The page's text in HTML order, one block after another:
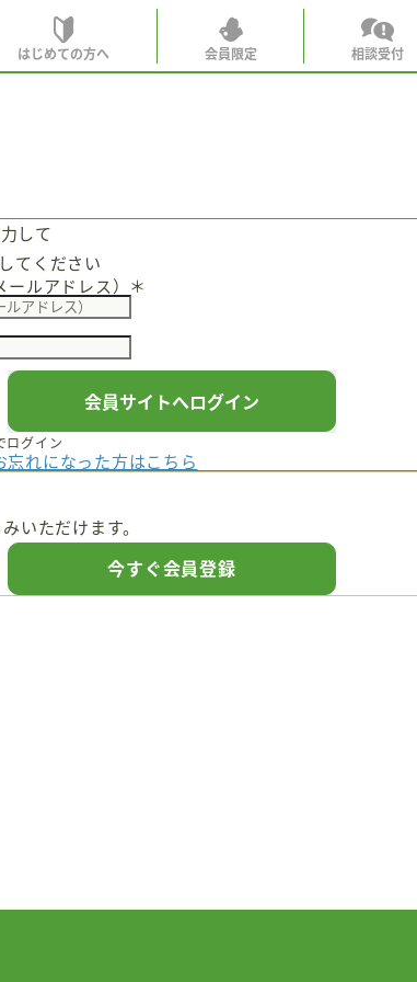
会員特典
世見深堀り
こぼれ話
月刊SYO
宇宙から
過去の世見
はじめての方へ 会員限定 相談受付
して
てください
ルアドレス） ＊
会員サイトへログイン
ログイン
忘れになった方はこちら
いただけます。
今すぐ会員登録